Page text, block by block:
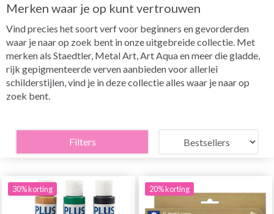
Merken waar je op kunt vertrouwen
Vind precies het soort verf voor beginners en gevorderden
waar je naar op zoek bent in onze uitgebreide collectie. Met
merken als Staedtler, Metal Art, Art Aqua en meer die gladde,
rijk gepigmenteerde verven aanbieden voor allerlei
schilderstijlen, vind je in deze collectie alles waar je naar op
zoek bent.
Filters
30% korting 20% korting